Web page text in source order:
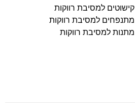
קישוטים למסיבת רווקות
מתנפחים למסיבת רווקות
מתנות למסיבת רווקות